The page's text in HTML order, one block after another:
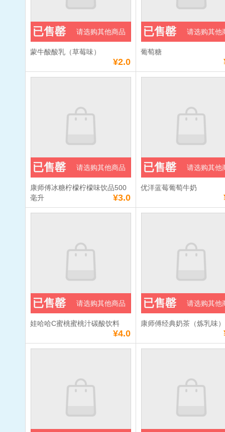
蒙牛酸酸乳（草莓味）
¥2.0
已售罄 请选购其他商品
葡萄糖
已售罄 请选购其他
康师傅冰糖柠檬柠檬味饮品500
毫升
¥3.0
已售罄 请选购其他商品
优洋蓝莓葡萄牛奶
已售罄 请选购其他
娃哈哈C蜜桃蜜桃汁碳酸饮料
¥4.0
已售罄 请选购其他商品
康师傅经典奶茶（炼乳味）
已售罄 请选购其他